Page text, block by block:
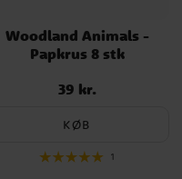
Woodland Animals -
Papkrus 8 stk
Pris: 39 kr.
39 kr.
KØB
1